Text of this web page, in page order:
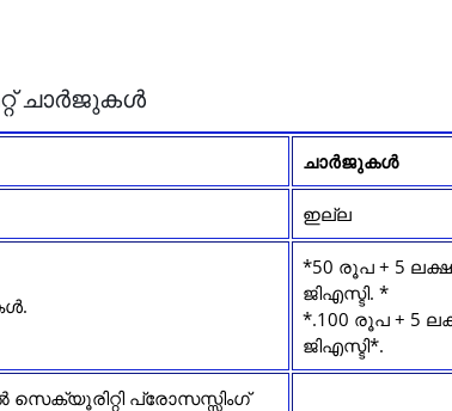
ചാർജുകൾ
ചാർജുകൾ
ഇല്ല
*50 രൂപ + 5
ജിഎസ്ടി. *
*.100 രൂപ + 5
ജിഎസ്ടി*.
സെക്യൂരിറ്റി പ്രോസസ്സിംഗ്